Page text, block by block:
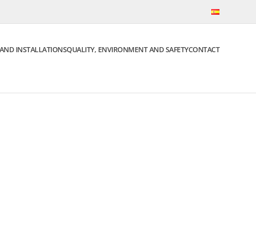
INSTALLATIONSQUALITY, ENVIRONMENT AND SAFETYCONTACT